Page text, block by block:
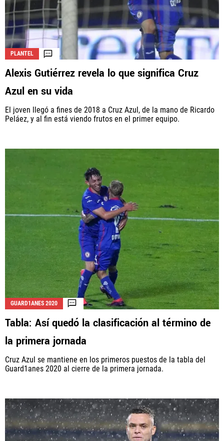
PLANTEL
Alexis Gutiérrez revela lo que significa Cruz
Azul en su vida
El joven llegó a fines de 2018 a Cruz Azul, de la mano de Ricardo
Peláez, y al fin está viendo frutos en el primer equipo.
GUARD1ANES 2020
Tabla: Así quedó la clasificación al término de
la primera jornada
Cruz Azul se mantiene en los primeros puestos de la tabla del
Guard1anes 2020 al cierre de la primera jornada.